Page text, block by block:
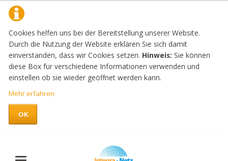
Cookies helfen uns bei der Bereitstellung unserer Website.
Durch die Nutzung der Website erklären Sie sich damit
einverstanden, dass wir Cookies setzen. Hinweis: Sie können
diese Box für verschiedene Informationen verwenden und
einstellen ob sie wieder geöffnet werden kann.
Mehr erfahren
OK